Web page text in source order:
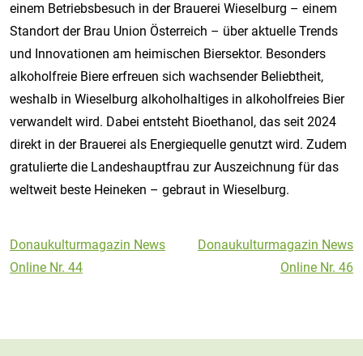
einem Betriebsbesuch in der Brauerei Wieselburg – einem
Standort der Brau Union Österreich – über aktuelle Trends
und Innovationen am heimischen Biersektor. Besonders
alkoholfreie Biere erfreuen sich wachsender Beliebtheit,
weshalb in Wieselburg alkoholhaltiges in alkoholfreies Bier
verwandelt wird. Dabei entsteht Bioethanol, das seit 2024
direkt in der Brauerei als Energiequelle genutzt wird. Zudem
gratulierte die Landeshauptfrau zur Auszeichnung für das
weltweit beste Heineken – gebraut in Wieselburg.
Beitragsnavigation
Donaukulturmagazin News
Online Nr. 44
Donaukulturmagazin News
Online Nr. 46